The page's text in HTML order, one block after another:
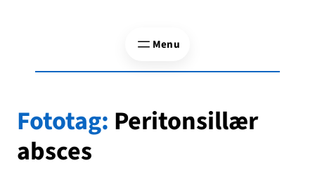
Fototag: Peritonsillær
absces